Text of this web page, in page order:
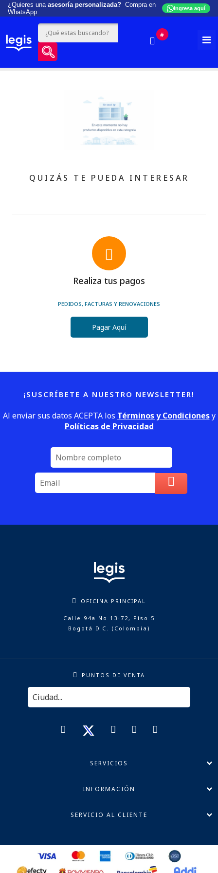
¿Quieres una asesoría personalizada? Compra en
WhatsApp
Ingresa aquí
#
QUIZÁS TE PUEDA INTERESAR
Realiza tus pagos
PEDIDOS, FACTURAS Y RENOVACIONES
Pagar Aquí
¡SUSCRÍBETE A NUESTRO NEWSLETTER!
Al enviar sus datos ACEPTA los Términos y Condicionesy
Políticas de Privacidad
OFICINA PRINCIPAL
Calle 94a No 13-72, Piso 5
Bogotá D.C. (Colombia)
PUNTOS DE VENTA
SERVICIOS
INFORMACIÓN
SERVICIO AL CLIENTE